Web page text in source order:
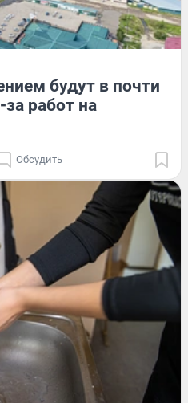
будут в почти
работ на
Обсудить